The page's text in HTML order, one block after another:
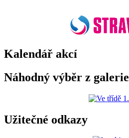
Kalendář akcí
Náhodný výběr z galerie
Užitečné odkazy